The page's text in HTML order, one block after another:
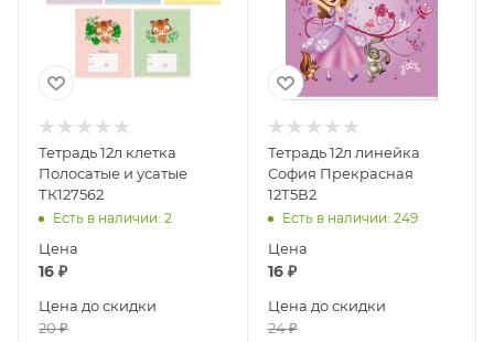
Тетрадь 12л клетка
Полосатые и усатые
ТК127562
Есть в наличии: 2
Цена
16 ₽
Цена до скидки
20₽
Тетрадь 12л линейка
София Прекрасная
12Т5В2
Есть в наличии: 249
Цена
16₽
Цена до скидки
24₽